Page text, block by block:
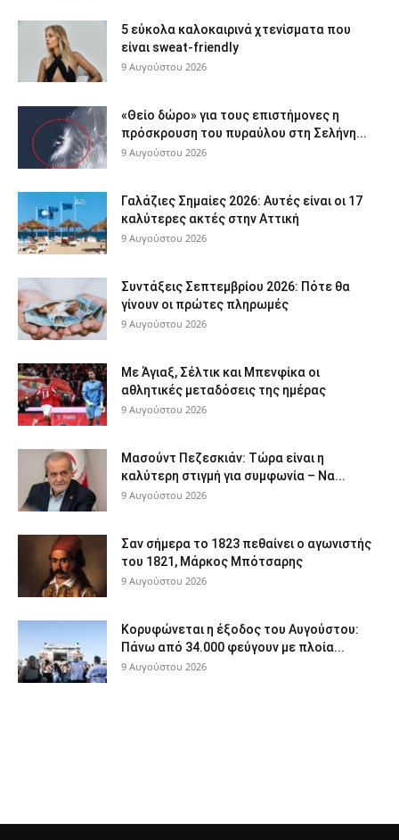
5 εύκολα καλοκαιρινά χτενίσματα που
είναι sweat-friendly
9 Αυγούστου 2026
«Θείο δώρο» για τους επιστήμονες η
πρόσκρουση του πυραύλου στη Σελήνη...
9 Αυγούστου 2026
Γαλάζιες Σημαίες 2026: Αυτές είναι οι 17
καλύτερες ακτές στην Αττική
9 Αυγούστου 2026
Συντάξεις Σεπτεμβρίου 2026: Πότε θα
γίνουν οι πρώτες πληρωμές
9 Αυγούστου 2026
Με Άγιαξ, Σέλτικ και Μπενφίκα οι
αθλητικές μεταδόσεις της ημέρας
9 Αυγούστου 2026
Μασούντ Πεζεσκιάν: Τώρα είναι η
καλύτερη στιγμή για συμφωνία – Να...
9 Αυγούστου 2026
Σαν σήμερα το 1823 πεθαίνει ο αγωνιστής
του 1821, Μάρκος Μπότσαρης
9 Αυγούστου 2026
Κορυφώνεται η έξοδος του Αυγούστου:
Πάνω από 34.000 φεύγουν με πλοία...
9 Αυγούστου 2026